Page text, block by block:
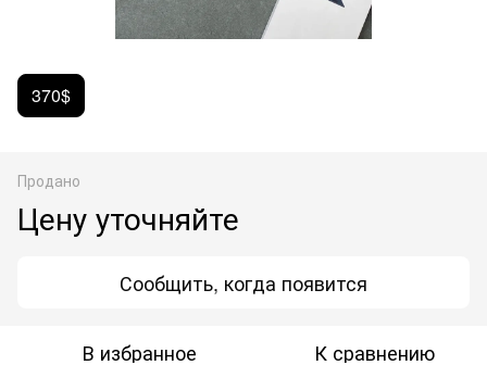
370$
Продано
Цену уточняйте
Сообщить, когда появится
В избранное К сравнению